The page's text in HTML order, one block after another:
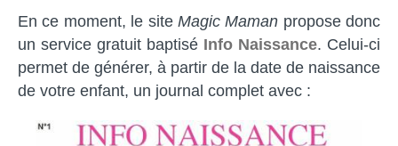
En ce moment, le site Magic Maman propose donc
un service gratuit baptisé Info Naissance. Celui-ci
permet de générer, à partir de la date de naissance
de votre enfant, un journal complet avec :